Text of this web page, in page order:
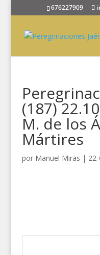
676227909
(187)
M. de los
Mártires
por Manuel Miras |